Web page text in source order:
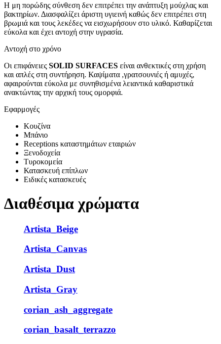
Η μη πορώδης σύνθεση δεν επιτρέπει την ανάπτυξη μούχλας και
βακτηρίων. Διασφαλίζει άριστη υγιεινή καθώς δεν επιτρέπει στη
βρωμιά και τους λεκέδες να εισχωρήσουν στο υλικό. Καθαρίζεται
εύκολα και έχει αντοχή στην υγρασία.
Αντοχή στο χρόνο
Οι επιφάνειες SOLID SURFACES είναι ανθεκτικές στη χρήση
και απλές στη συντήρηση. Καψίματα ,γρατσουνιές ή αμυχές,
αφαιρούνται εύκολα με συνηθισμένα λειαντικά καθαριστικά
ανακτώντας την αρχική τους ομορφιά.
Εφαρμογές
Κουζίνα
Μπάνιο
Receptions καταστημάτων εταιριών
Ξενοδοχεία
Τυροκομεία
Κατασκευή επίπλων
Ειδικές κατασκευές
Διαθέσιμα χρώματα
Artista_Beige
Artista_Canvas
Artista_Dust
Artista_Gray
corian_ash_aggregate
corian_basalt_terrazzo